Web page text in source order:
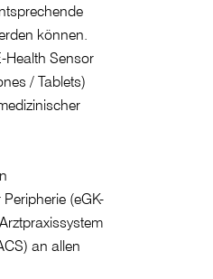
können.
Health Sensor
/ Tablets)
(eGK-
an allen